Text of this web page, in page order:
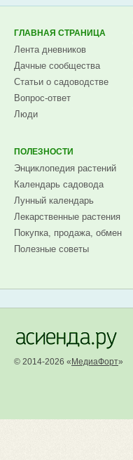
ГЛАВНАЯ СТРАНИЦА
Лента дневников
Дачные сообщества
Статьи о садоводстве
Вопрос-ответ
Люди
ПОЛЕЗНОСТИ
Энциклопедия растений
Календарь садовода
Лунный календарь
Лекарственные растения
Покупка, продажа, обмен
Полезные советы
© 2014-2026 « МедиаФорт»